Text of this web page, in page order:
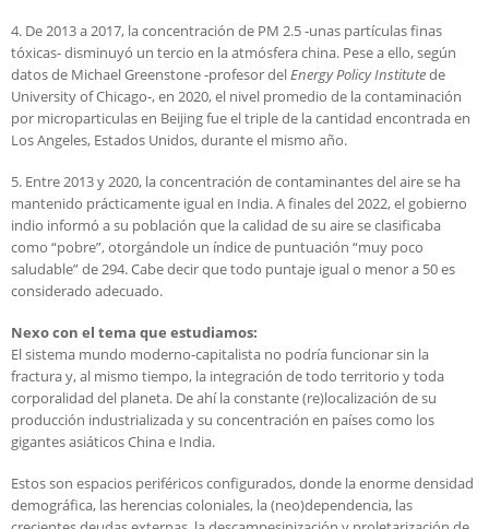
4. De 2013 a 2017, la concentración de PM 2.5 -unas partículas finas
tóxicas- disminuyó un tercio en la atmósfera china. Pese a ello, según
datos de Michael Greenstone -profesor delEnergy Policy Institutede
University of Chicago-, en 2020, el nivel promedio de la contaminación
por microparticulas en Beijing fue el triple de la cantidad encontrada en
Los Angeles, Estados Unidos, durante el mismo año.
5. Entre 2013 y 2020, la concentración de contaminantes del aire se ha
mantenido prácticamente igual en India. A finales del 2022, el gobierno
indio informó a su población que la calidad de su aire se clasificaba
como “pobre”, otorgándole un índice de puntuación “muy poco
saludable” de 294. Cabe decir que todo puntaje igual o menor a 50 es
considerado adecuado.
Nexo con el tema que estudiamos:
El sistema mundo moderno-capitalista no podría funcionar sin la
fractura y, al mismo tiempo, la integración de todo territorio y toda
corporalidad del planeta. De ahí la constante (re)localización de su
producción industrializada y su concentración en países como los
gigantes asiáticos China e India.
Estos son espacios periféricos configurados, donde la enorme densidad
demográfica, las herencias coloniales, la (neo)dependencia, las